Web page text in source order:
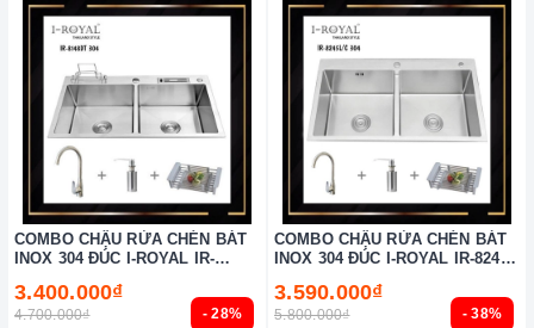
- 28%
COMBO CHẬU RỬA CHÉN BÁT
INOX 304 ĐÚC I-ROYAL IR-
3.400.000₫
4.700.000₫ - 38%
COMBO CHẬU RỬA CHÉN BÁT
INOX 304 ĐÚC I-ROYAL IR-8245C
3.590.000₫
5.800.000₫